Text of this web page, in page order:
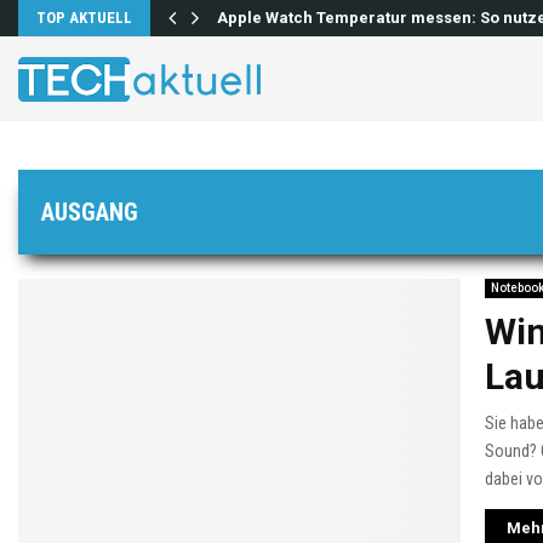
TOP AKTUELL Apple Watch Temperatur messen: So
AUSGANG
Sie
Sound?
dabei